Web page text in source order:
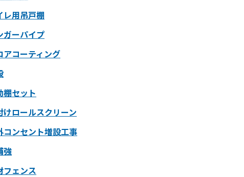
レ用吊戸棚
ガーパイプ
アコーティング
棚セット
けロールスクリーン
コンセント増設工事
強
フェンス